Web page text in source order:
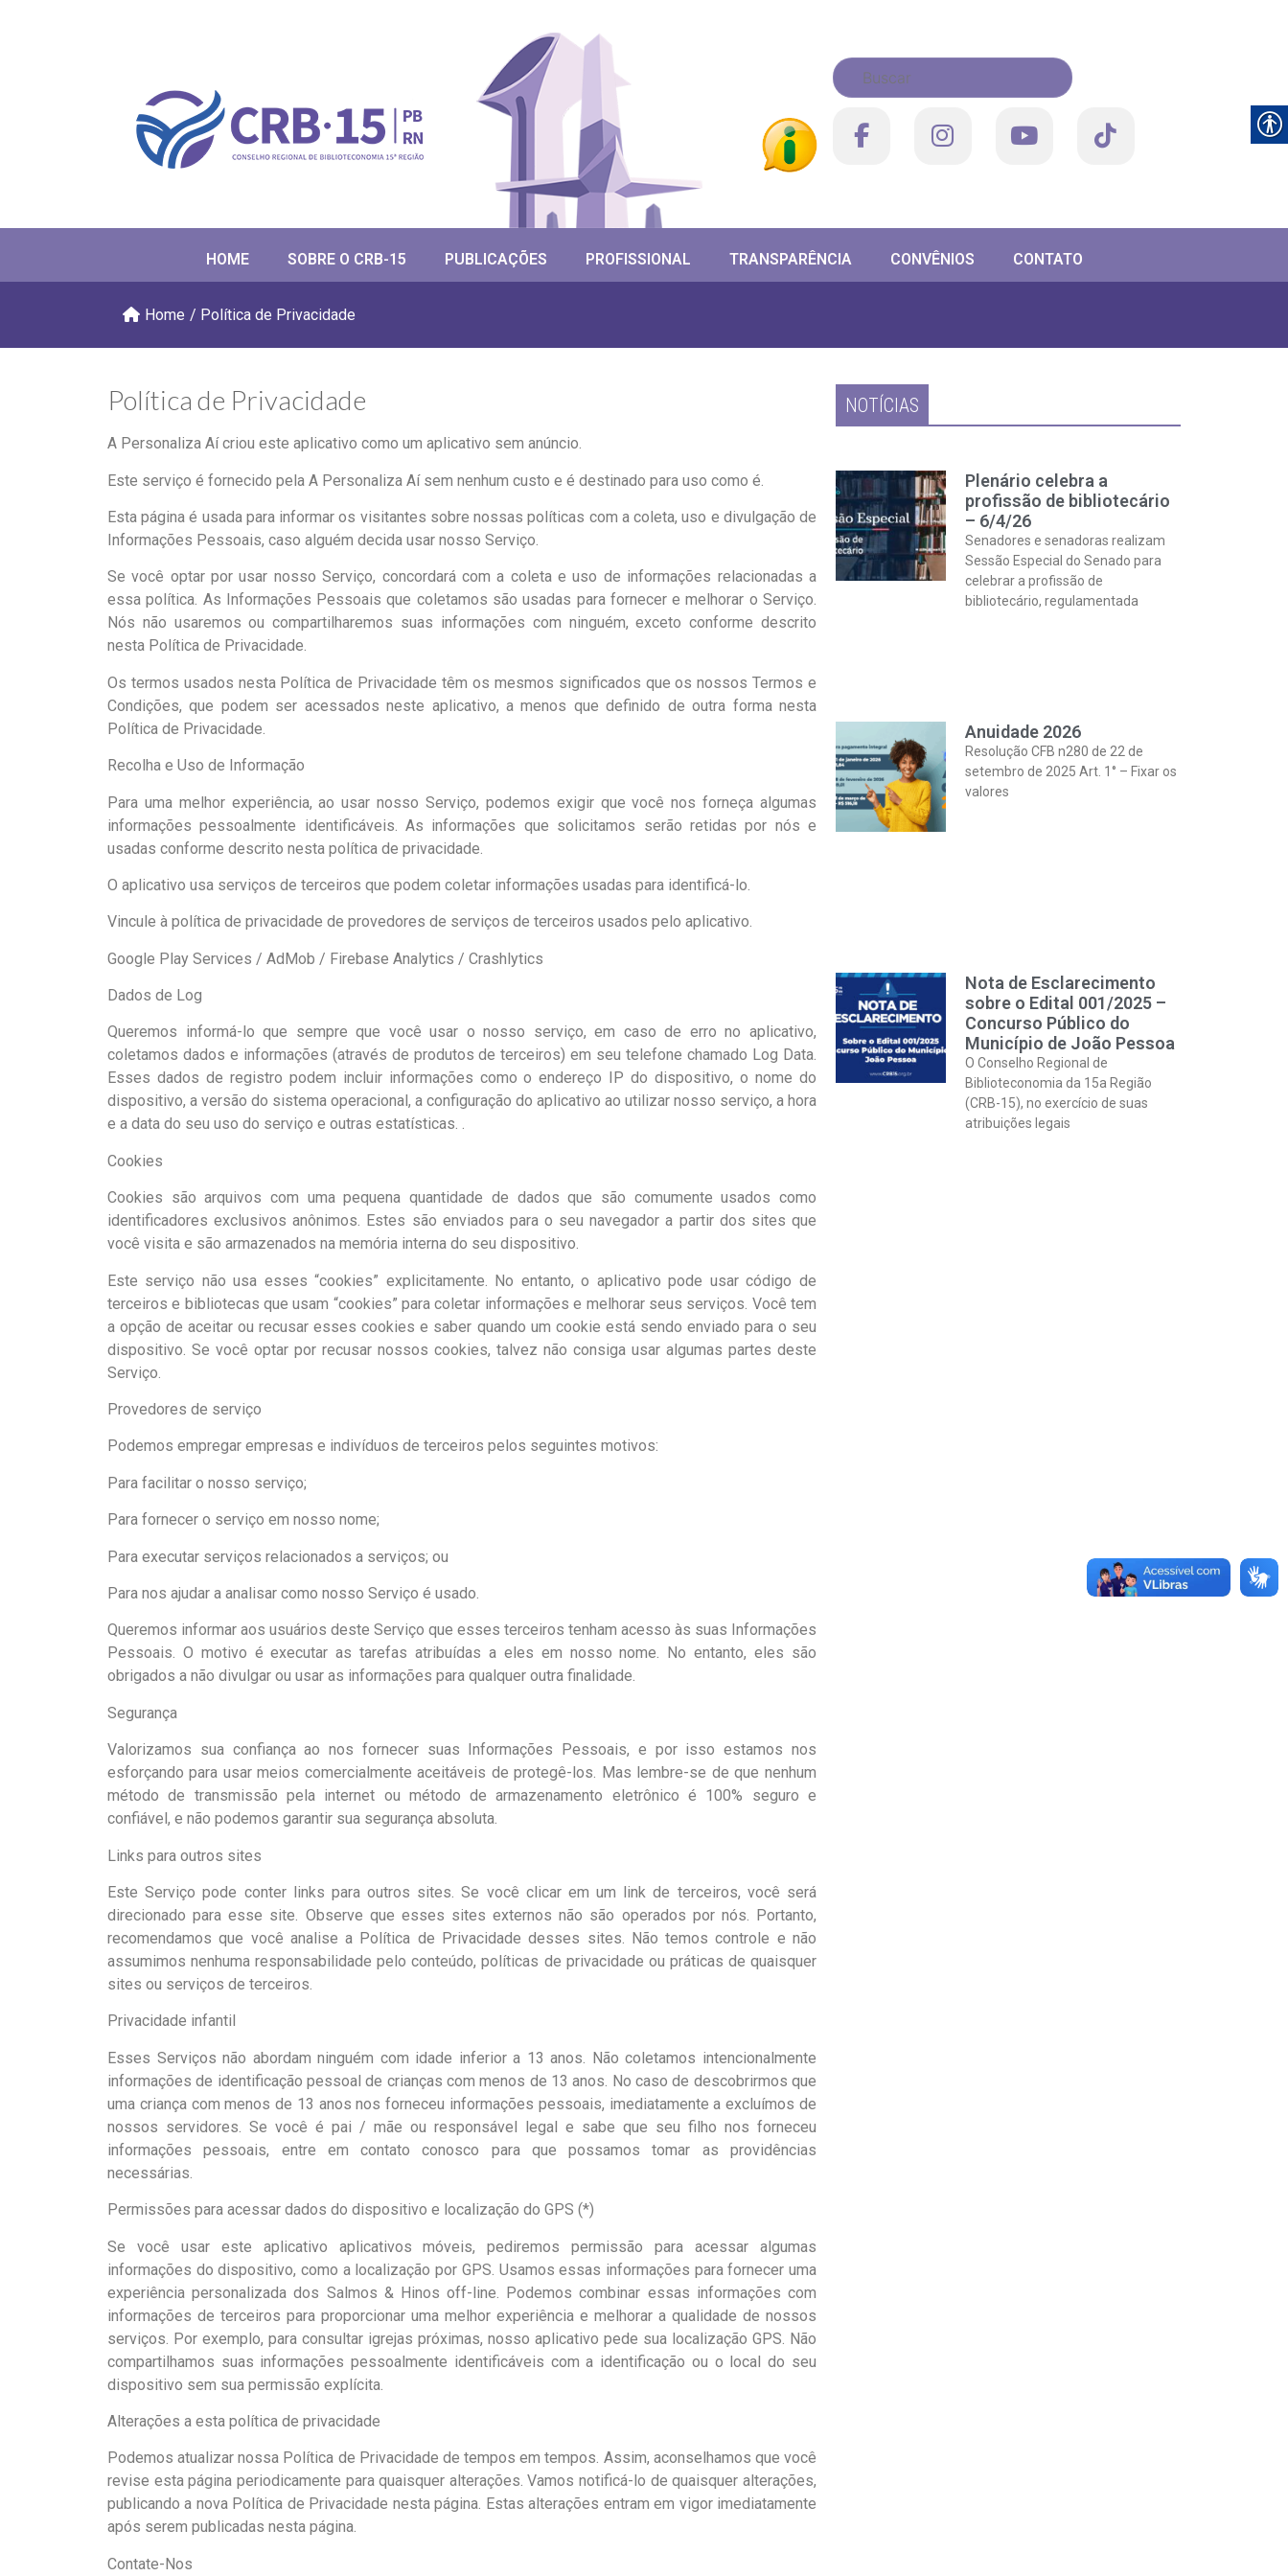
HOME SOBRE O CRB-15 PUBLICAÇÕES PROFISSIONAL TRANSPARÊNCIA CONVÊNIOS CONTATO
Home / Política de Privacidade
Política de Privacidade
A Personaliza Aí criou este aplicativo como um aplicativo sem anúncio.
Este serviço é fornecido pela A Personaliza Aí sem nenhum custo e é destinado para uso como é.
Esta página é usada para informar os visitantes sobre nossas políticas com a coleta, uso e divulgação de
Informações Pessoais, caso alguém decida usar nosso Serviço.
Se você optar por usar nosso Serviço, concordará com a coleta e uso de informações relacionadas a
essa política. As Informações Pessoais que coletamos são usadas para fornecer e melhorar o Serviço.
Nós não usaremos ou compartilharemos suas informações com ninguém, exceto conforme descrito
nesta Política de Privacidade.
Os termos usados ​​nesta Política de Privacidade têm os mesmos significados que os nossos Termos e
Condições, que podem ser acessados ​​neste aplicativo, a menos que definido de outra forma nesta
Política de Privacidade.
Recolha e Uso de Informação
Para uma melhor experiência, ao usar nosso Serviço, podemos exigir que você nos forneça algumas
informações pessoalmente identificáveis. As informações que solicitamos serão retidas por nós e
usadas conforme descrito nesta política de privacidade.
O aplicativo usa serviços de terceiros que podem coletar informações usadas para identificá-lo.
Vincule à política de privacidade de provedores de serviços de terceiros usados ​​pelo aplicativo.
Google Play Services / AdMob / Firebase Analytics / Crashlytics
Dados de Log
Queremos informá-lo que sempre que você usar o nosso serviço, em caso de erro no aplicativo,
coletamos dados e informações (através de produtos de terceiros) em seu telefone chamado Log Data.
Esses dados de registro podem incluir informações como o endereço IP do dispositivo, o nome do
dispositivo, a versão do sistema operacional, a configuração do aplicativo ao utilizar nosso serviço, a hora
e a data do seu uso do serviço e outras estatísticas. .
Cookies
Cookies são arquivos com uma pequena quantidade de dados que são comumente usados ​​como
identificadores exclusivos anônimos. Estes são enviados para o seu navegador a partir dos sites que
você visita e são armazenados na memória interna do seu dispositivo.
Este serviço não usa esses “cookies” explicitamente. No entanto, o aplicativo pode usar código de
terceiros e bibliotecas que usam “cookies” para coletar informações e melhorar seus serviços. Você tem
a opção de aceitar ou recusar esses cookies e saber quando um cookie está sendo enviado para o seu
dispositivo. Se você optar por recusar nossos cookies, talvez não consiga usar algumas partes deste
Serviço.
Provedores de serviço
Podemos empregar empresas e indivíduos de terceiros pelos seguintes motivos:
Para facilitar o nosso serviço;
Para fornecer o serviço em nosso nome;
Para executar serviços relacionados a serviços; ou
Para nos ajudar a analisar como nosso Serviço é usado.
Queremos informar aos usuários deste Serviço que esses terceiros tenham acesso às suas Informações
Pessoais. O motivo é executar as tarefas atribuídas a eles em nosso nome. No entanto, eles são
obrigados a não divulgar ou usar as informações para qualquer outra finalidade.
Segurança
Valorizamos sua confiança ao nos fornecer suas Informações Pessoais, e por isso estamos nos
esforçando para usar meios comercialmente aceitáveis ​​de protegê-los. Mas lembre-se de que nenhum
método de transmissão pela internet ou método de armazenamento eletrônico é 100% seguro e
confiável, e não podemos garantir sua segurança absoluta.
Links para outros sites
Este Serviço pode conter links para outros sites. Se você clicar em um link de terceiros, você será
direcionado para esse site. Observe que esses sites externos não são operados por nós. Portanto,
recomendamos que você analise a Política de Privacidade desses sites. Não temos controle e não
assumimos nenhuma responsabilidade pelo conteúdo, políticas de privacidade ou práticas de quaisquer
sites ou serviços de terceiros.
Privacidade infantil
Esses Serviços não abordam ninguém com idade inferior a 13 anos. Não coletamos intencionalmente
informações de identificação pessoal de crianças com menos de 13 anos. No caso de descobrirmos que
uma criança com menos de 13 anos nos forneceu informações pessoais, imediatamente a excluímos de
nossos servidores. Se você é pai / mãe ou responsável legal e sabe que seu filho nos forneceu
informações pessoais, entre em contato conosco para que possamos tomar as providências
necessárias.
Permissões para acessar dados do dispositivo e localização do GPS (*)
Se você usar este aplicativo aplicativos móveis, pediremos permissão para acessar algumas
informações do dispositivo, como a localização por GPS. Usamos essas informações para fornecer uma
experiência personalizada dos Salmos & Hinos off-line. Podemos combinar essas informações com
informações de terceiros para proporcionar uma melhor experiência e melhorar a qualidade de nossos
serviços. Por exemplo, para consultar igrejas próximas, nosso aplicativo pede sua localização GPS. Não
compartilhamos suas informações pessoalmente identificáveis ​​com a identificação ou o local do seu
dispositivo sem sua permissão explícita.
Alterações a esta política de privacidade
Podemos atualizar nossa Política de Privacidade de tempos em tempos. Assim, aconselhamos que você
revise esta página periodicamente para quaisquer alterações. Vamos notificá-lo de quaisquer alterações,
publicando a nova Política de Privacidade nesta página. Estas alterações entram em vigor imediatamente
após serem publicadas nesta página.
Contate-Nos
NOTÍCIAS
Plenário celebra a
profissão de bibliotecário
– 6/4/26
Senadores e senadoras realizam
Sessão Especial do Senado para
celebrar a profissão de
bibliotecário, regulamentada
Anuidade 2026
Resolução CFB n280 de 22 de
setembro de 2025 Art. 1° – Fixar os
valores
Nota de Esclarecimento
sobre o Edital 001/2025 –
Concurso Público do
Município de João Pessoa
O Conselho Regional de
Biblioteconomia da 15a Região
(CRB-15), no exercício de suas
atribuições legais